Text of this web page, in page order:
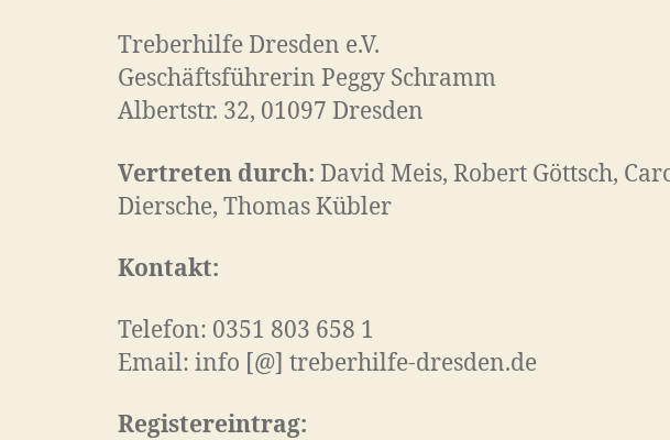
Treberhilfe Dresden e.V.
Geschäftsführerin Peggy Schramm
Albertstr. 32, 01097 Dresden
Vertreten durch: David Meis, Robert Göttsch,
Diersche, Thomas Kübler
Kontakt:
Telefon: 0351 803 658 1
Email: info [@] treberhilfe-dresden.de
Registereintrag: